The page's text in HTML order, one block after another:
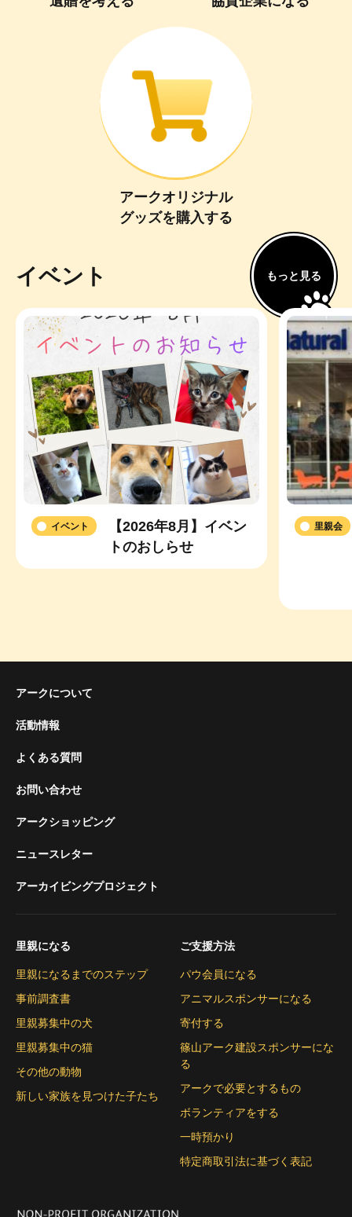
アークオリジナル
グッズを 購入する
【2026年8月】イベン
トのおしらせ
イベント 里親会
里親になるまでのステップ
事前調査書
里親募集中の犬
里親募集中の猫
その他の動物
新しい家族を見つけた子たち
パウ会員になる
アニマルスポンサーになる
寄付する
篠山アーク建設スポンサーにな
る
アークで必要とするもの
ボランティアをする
一時預かり
特定商取引法に基づく表記